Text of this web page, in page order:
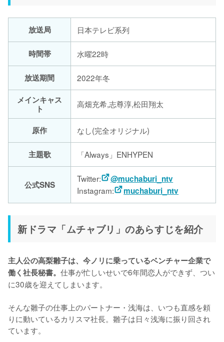
放送局 日本テレビ系列
時間帯 水曜22時
放送期間
2022年冬
メインキャス
ト
高畑充希,志尊淳,松田翔太
原作 なし(完全オリジナル)
主題歌 「Always」ENHYPEN
公式SNS
Twitter:
@muchaburi_ntv
Instagram:
muchaburi_ntv
新ドラマ「ムチャブリ」のあらすじを紹介
主人公の高梨雛子は、今ノリに乗っているベンチャー企業で
働く社長秘書。 仕事が忙しいせいで6年間恋人ができず、つい
に30歳を迎えてしまいます。
そんな雛子の仕事上のパートナー・浅海は、いつも直感を頼
りに動いているカリスマ社長。雛子は日々浅海に振り回され
ています。